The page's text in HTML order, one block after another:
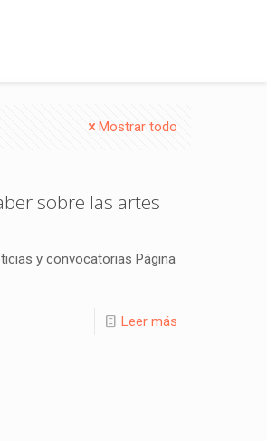
Mostrar todo
sobre las artes
y convocatorias Página
Leer más